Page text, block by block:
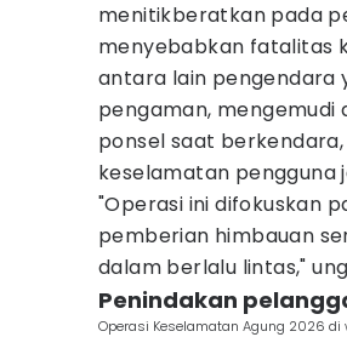
menitikberatkan pada
menyebabkan fatalitas
antara lain pengendara
pengaman, mengemudi
ponsel saat
keselamatan pengguna
"Operasi ini difokuskan
pemberian himbauan
dalam berlalu lintas,"
‌Penindakan
Operasi Keselamatan Agung 2026